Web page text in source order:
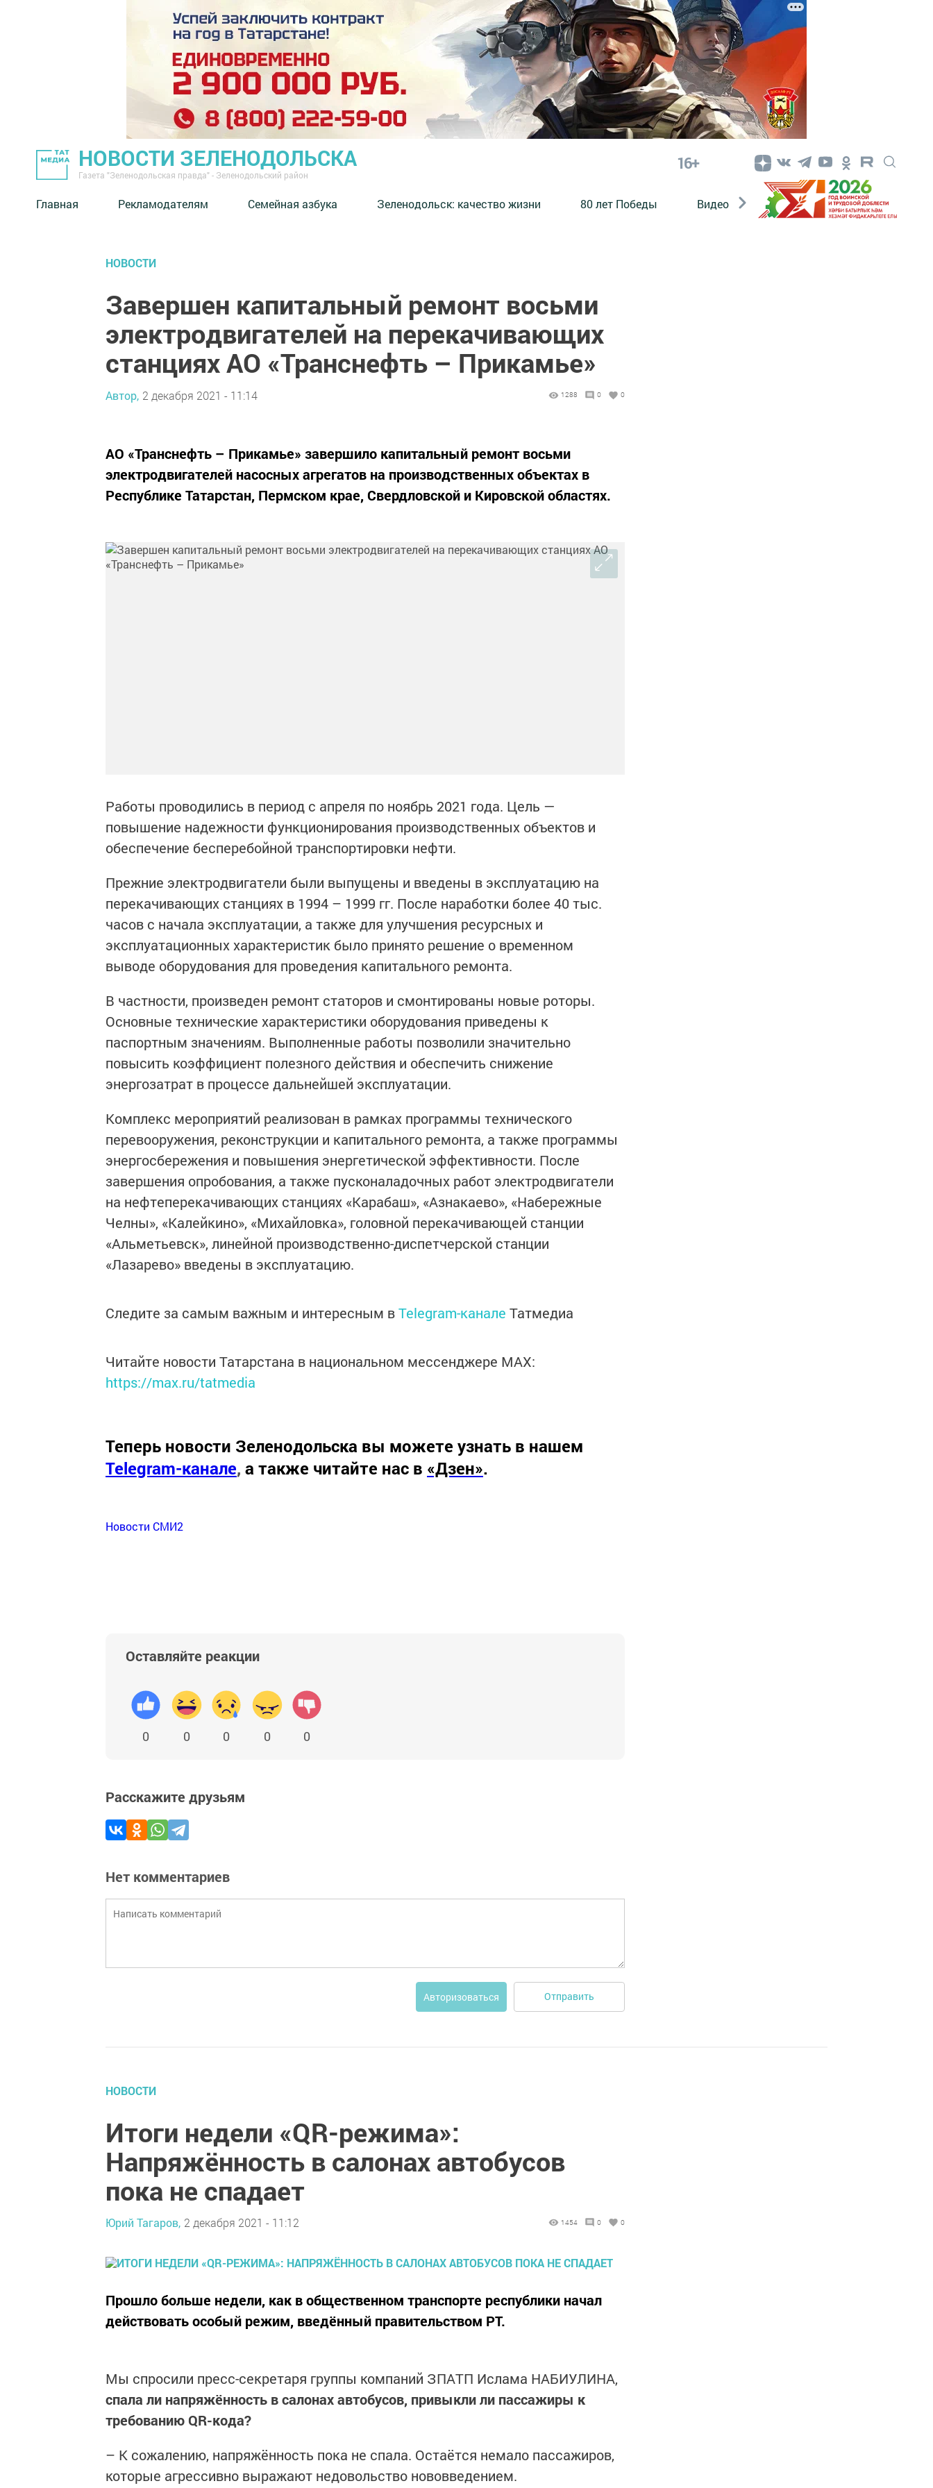
НОВОСТИ ЗЕЛЕНОДОЛЬСКА
Газета "Зеленодольская правда" - Зеленодольский район
16+
Главная Рекламодателям Семейная азбука ⁠Зеленодольск: качество жизни 80 лет Победы Видео Конкурсы ЭтноДети
НОВОСТИ
Завершен капитальный ремонт восьми
электродвигателей на перекачивающих
станциях АО «Транснефть – Прикамье»
Автор, 2 декабря 2021 - 11:14 1288 0 0
АО «Транснефть – Прикамье» завершило капитальный ремонт восьми
электродвигателей насосных агрегатов на производственных объектах в
Республике Татарстан, Пермском крае, Свердловской и Кировской областях.
Работы проводились в период с апреля по ноябрь 2021 года. Цель —
повышение надежности функционирования производственных объектов и
обеспечение бесперебойной транспортировки нефти.
Прежние электродвигатели были выпущены и введены в эксплуатацию на
перекачивающих станциях в 1994 – 1999 гг. После наработки более 40 тыс.
часов с начала эксплуатации, а также для улучшения ресурсных и
эксплуатационных характеристик было принято решение о временном
выводе оборудования для проведения капитального ремонта.
В частности, произведен ремонт статоров и смонтированы новые роторы.
Основные технические характеристики оборудования приведены к
паспортным значениям. Выполненные работы позволили значительно
повысить коэффициент полезного действия и обеспечить снижение
энергозатрат в процессе дальнейшей эксплуатации.
Комплекс мероприятий реализован в рамках программы технического
перевооружения, реконструкции и капитального ремонта, а также программы
энергосбережения и повышения энергетической эффективности. После
завершения опробования, а также пусконаладочных работ электродвигатели
на нефтеперекачивающих станциях «Карабаш», «Азнакаево», «Набережные
Челны», «Калейкино», «Михайловка», головной перекачивающей станции
«Альметьевск», линейной производственно-диспетчерской станции
«Лазарево» введены в эксплуатацию.
Следите за самым важным и интересным вTelegram-канале Татмедиа
Читайте новости Татарстана в национальном мессенджере MАХ:
https://max.ru/tatmedia
Теперь новости Зеленодольска вы можете узнать в нашем
Telegram-канале, а также читайте нас в «Дзен».
Новости СМИ2
Оставляйте реакции
0 0 0 0 0
Расскажите друзьям
Нет комментариев
Авторизоваться Отправить
НОВОСТИ
Итоги недели «QR-режима»:
Напряжённость в салонах автобусов
пока не спадает
Юрий Тагаров, 2 декабря 2021 - 11:12 1454 0 0
Прошло больше недели, как в общественном транспорте республики начал
действовать особый режим, введённый правительством РТ.
Мы спросили пресс-секретаря группы компаний ЗПАТП Ислама НАБИУЛИНА,
спала ли напряжённость в салонах автобусов, привыкли ли пассажиры к
требованию QR-кода?
– К сожалению, напряжённость пока не спала. Остаётся немало пассажиров,
которые агрессивно выражают недовольство нововведением.